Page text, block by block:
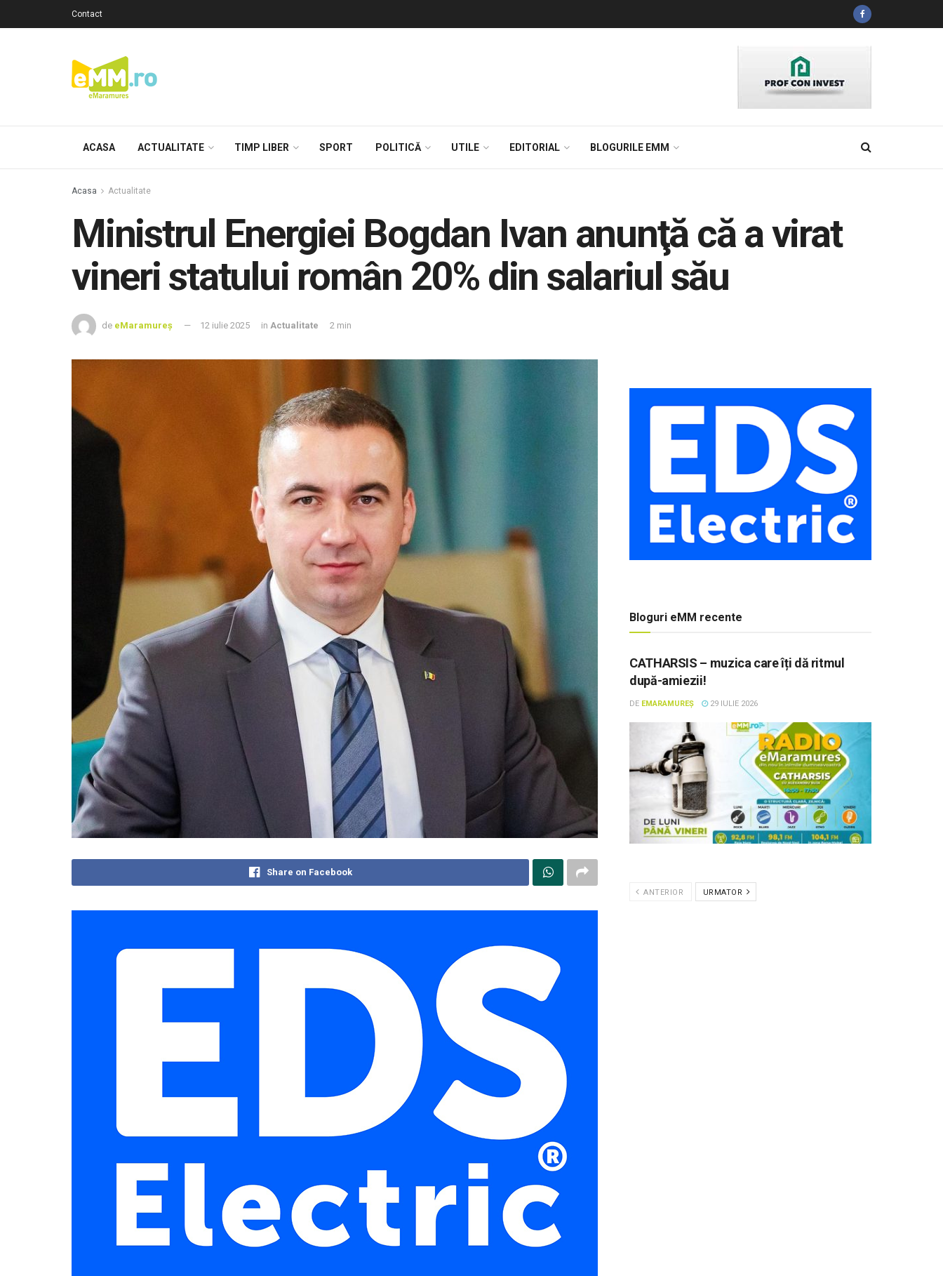
Contact
ACASA ACTUALITATE TIMP LIBER SPORT POLITICĂ UTILE EDITORIAL BLOGURILE EMM
Acasa Actualitate
Ministrul Energiei Bogdan Ivan anunţă că a virat
vineri statului român 20% din salariul său
de eMaramureș 12 iulie 2025 in Actualitate 2 min
Share on Facebook
Bloguri eMM recente
CATHARSIS – muzica care îți dă ritmul
după-amiezii!
DE EMARAMUREȘ 29 IULIE 2026
ANTERIOR URMATOR